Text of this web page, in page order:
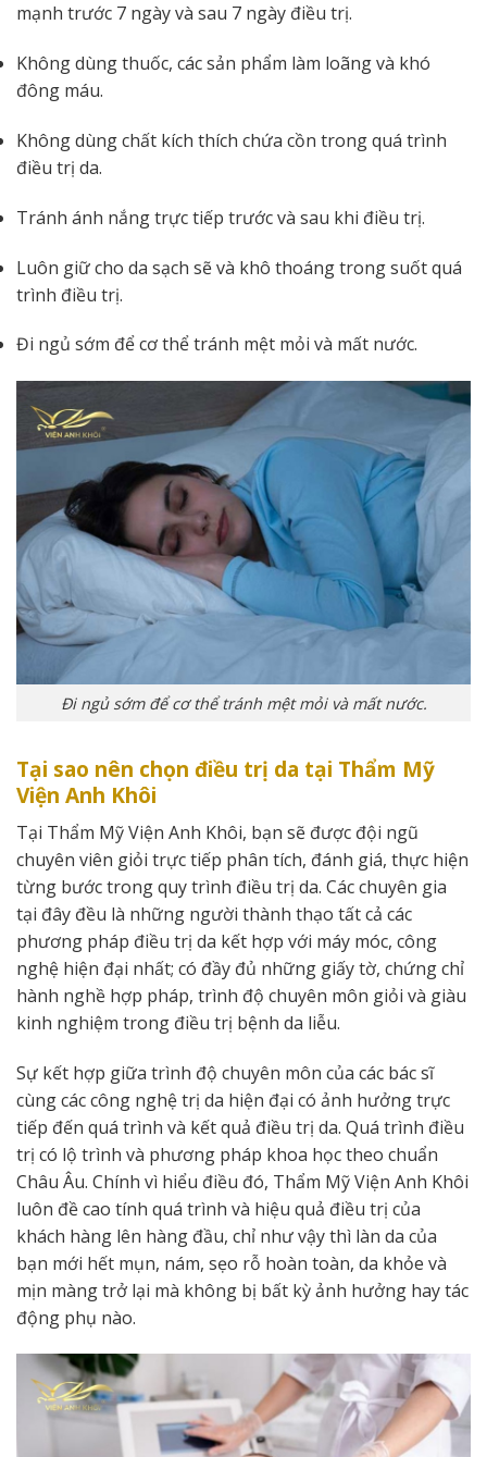
mạnh trước 7 ngày và sau 7 ngày điều trị.
Không dùng thuốc, các sản phẩm làm loãng và khó
đông máu.
Không dùng chất kích thích chứa cồn trong quá trình
điều trị da.
Tránh ánh nắng trực tiếp trước và sau khi điều trị.
Luôn giữ cho da sạch sẽ và khô thoáng trong suốt quá
trình điều trị.
Đi ngủ sớm để cơ thể tránh mệt mỏi và mất nước.
Đi ngủ sớm để cơ thể tránh mệt mỏi và mất nước.
Tại sao nên chọn điều trị da tại Thẩm Mỹ
Viện Anh Khôi
Tại Thẩm Mỹ Viện Anh Khôi, bạn sẽ được đội ngũ
chuyên viên giỏi trực tiếp phân tích, đánh giá, thực hiện
từng bước trong quy trình điều trị da. Các chuyên gia
tại đây đều là những người thành thạo tất cả các
phương pháp điều trị da kết hợp với máy móc, công
nghệ hiện đại nhất; có đầy đủ những giấy tờ, chứng chỉ
hành nghề hợp pháp, trình độ chuyên môn giỏi và giàu
kinh nghiệm trong điều trị bệnh da liễu.
Sự kết hợp giữa trình độ chuyên môn của các bác sĩ
cùng các công nghệ trị da hiện đại có ảnh hưởng trực
tiếp đến quá trình và kết quả điều trị da. Quá trình điều
trị có lộ trình và phương pháp khoa học theo chuẩn
Châu Âu. Chính vì hiểu điều đó, Thẩm Mỹ Viện Anh Khôi
luôn đề cao tính quá trình và hiệu quả điều trị của
khách hàng lên hàng đầu, chỉ như vậy thì làn da của
bạn mới hết mụn, nám, sẹo rỗ hoàn toàn, da khỏe và
mịn màng trở lại mà không bị bất kỳ ảnh hưởng hay tác
động phụ nào.